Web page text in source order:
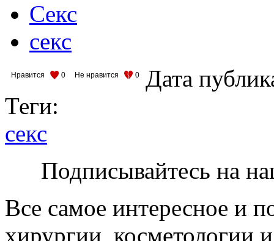
Секс
секс
Нравится 0 Не нравится 0
Дата
Теги:
секс
Подписывайтесь на
Все самое интересное и
хирургии, косметологии